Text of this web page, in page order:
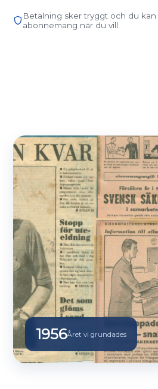
Betalning sker tryggt och du kan
abonnemang när du vill.
1956Året vi grundades